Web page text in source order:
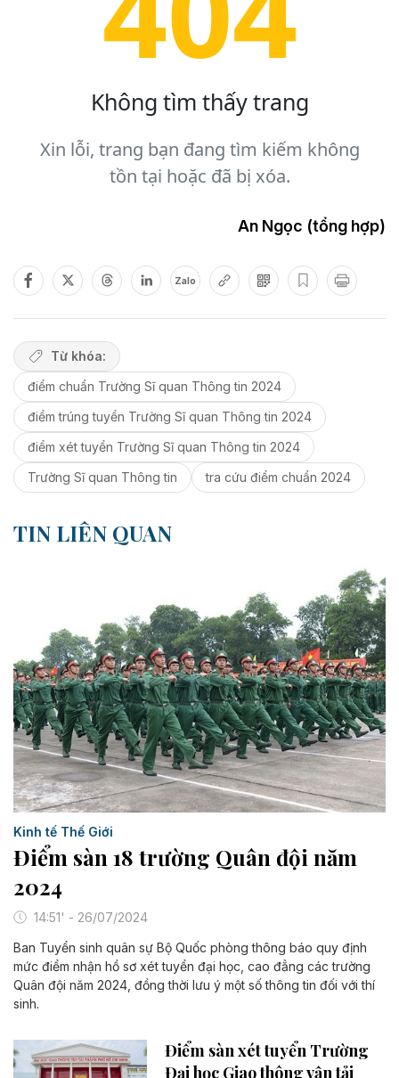
An Ngọc (tổng hợp)
Zalo
Từ khóa:
điểm chuẩn Trường Sĩ quan Thông tin 2024
điểm trúng tuyển Trường Sĩ quan Thông tin 2024
điểm xét tuyển Trường Sĩ quan Thông tin 2024
Trường Sĩ quan Thông tin
tra cứu điểm chuẩn 2024
TIN LIÊN QUAN
Kinh tế Thế Giới
Điểm sàn 18 trường Quân đội năm
2024
14:51' - 26/07/2024
Ban Tuyển sinh quân sự Bộ Quốc phòng thông báo quy định
mức điểm nhận hồ sơ xét tuyển đại học, cao đẳng các trường
Quân đội năm 2024, đồng thời lưu ý một số thông tin đối với thí
sinh.
Điểm sàn xét tuyển Trường
Đại học Giao thông vận tải